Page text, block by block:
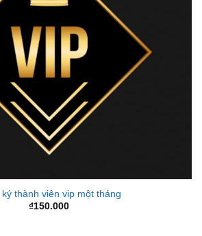
thành viên vip một tháng
₫150.000